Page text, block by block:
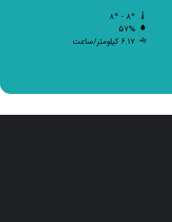
۵۷%
۶.۱۷ کیلومتر/ساعت